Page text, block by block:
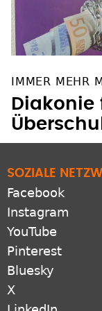
IMMER MEHR
Diakonie
SOZIALE
Facebook
Instagram
YouTube
Pinterest
Bluesky
X